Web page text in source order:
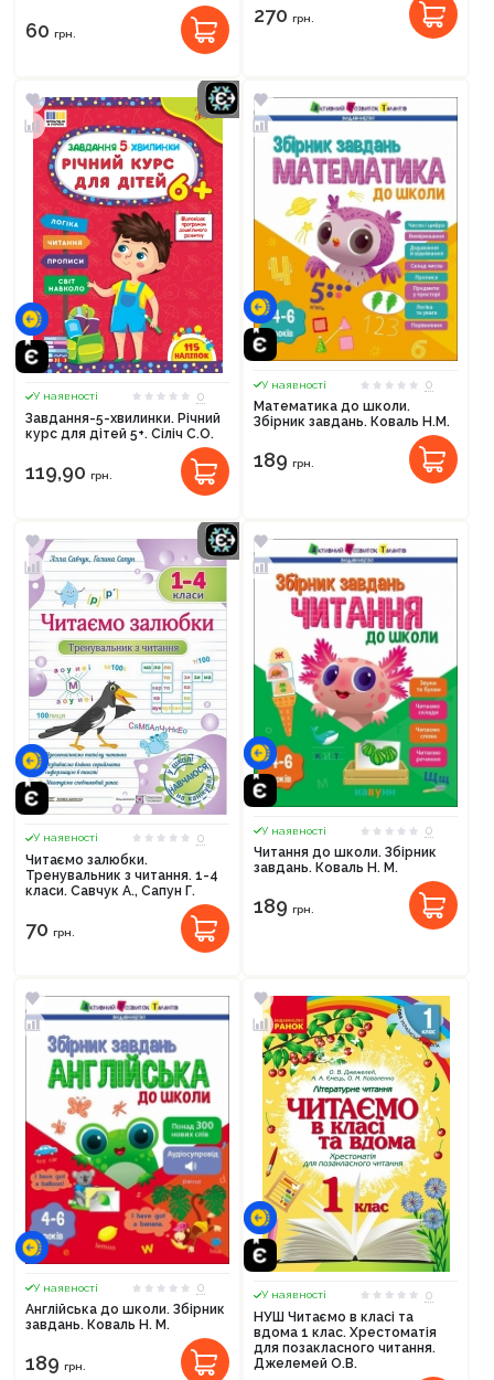
60 грн.
270 грн.
У наявності
0
Завдання-5-хвилинки. Річний
курс для дітей 5+. Сіліч С.О.
119,90 грн.
У наявності
0
Математика до школи.
Збірник завдань. Коваль Н.М.
189 грн.
У наявності
0
Читаємо залюбки.
Тренувальник з читання. 1-4
класи. Савчук А., Сапун Г.
70 грн.
У наявності
0
Читання до школи. Збірник
завдань. Коваль Н. М.
189 грн.
У наявності
0
Англійська до школи. Збірник
завдань. Коваль Н. М.
189 грн.
У наявності
0
НУШ Читаємо в класі та
вдома 1 клас. Хрестоматія
для позакласного читання.
Джелемей О.В.